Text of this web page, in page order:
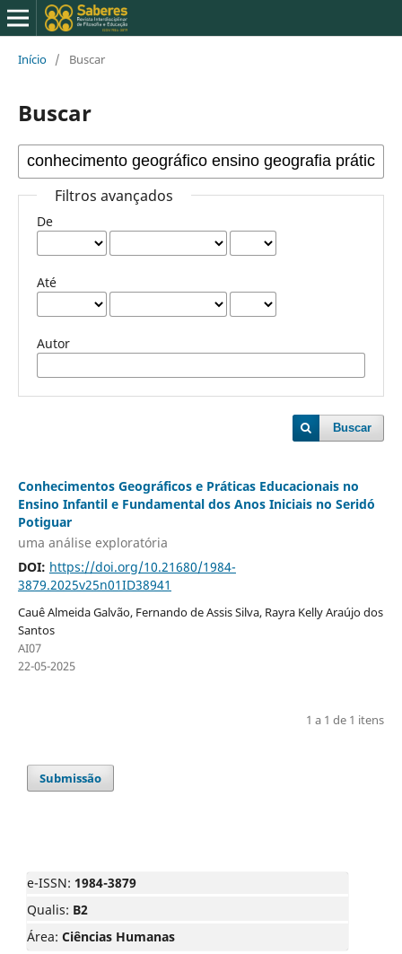
Início / Buscar
Buscar
Filtros avançados
De
Até
Autor
Buscar
Conhecimentos Geográficos e Práticas Educacionais no
Ensino Infantil e Fundamental dos Anos Iniciais no Seridó
Potiguar
uma análise exploratória
DOI: https://doi.org/10.21680/1984-
3879.2025v25n01ID38941
Cauê Almeida Galvão, Fernando de Assis Silva, Rayra Kelly Araújo dos
Santos
AI07
22-05-2025
1 a 1 de 1 itens
Submissão
e-ISSN: 1984-3879
Qualis: B2
Área: Ciências Humanas